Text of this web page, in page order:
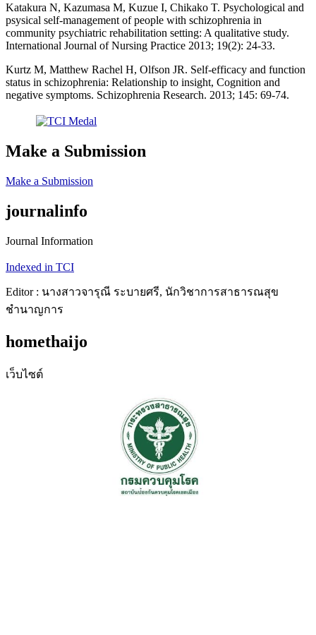
Katakura N, Kazumasa M, Kuzue I, Chikako T. Psychological and
psysical self-management of people with schizophrenia in
community psychiatric rehabilitation setting: A qualitative study.
International Journal of Nursing Practice 2013; 19(2): 24-33.
Kurtz M, Matthew Rachel H, Olfson JR. Self-efficacy and function
status in schizophrenia: Relationship to insight, Cognition and
negative symptoms. Schizophrenia Research. 2013; 145: 69-74.
Make a Submission
Make a Submission
journalinfo
Journal Information
Indexed in TCI
Editor : นางสาวจารุณี ระบายศรี, นักวิชาการสาธารณสุข
ชำนาญการ
homethaijo
เว็บไซต์